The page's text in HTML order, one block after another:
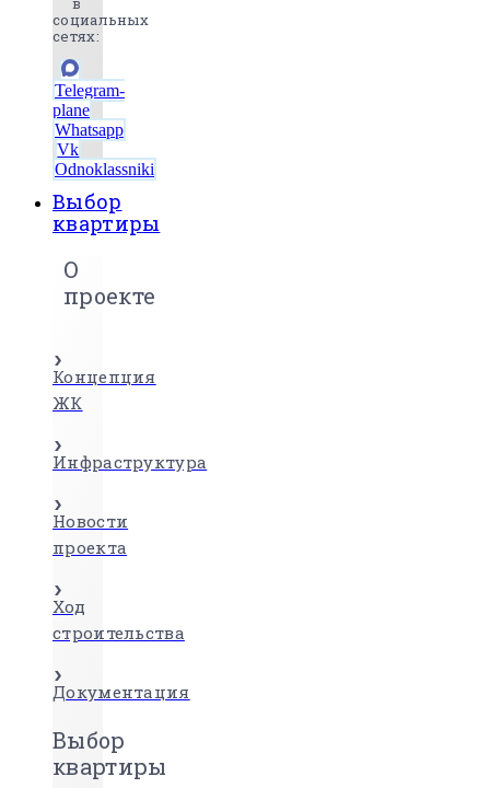
социальных
сетях:
Telegram-
plane
Whatsapp
Vk
Odnoklassniki
Выбор
квартиры
О
проекте
Концепция
ЖК
Инфраструктура
Новости
проекта
Ход
строительства
Документация
Выбор
квартиры